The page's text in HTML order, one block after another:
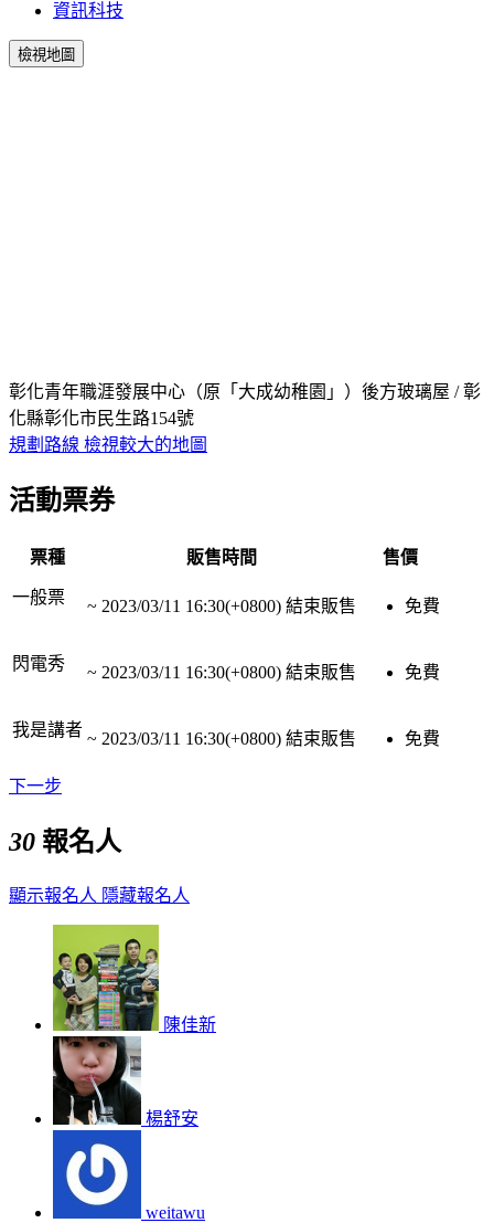
資訊科技
檢視地圖
彰化青年職涯發展中心（原「大成幼稚園」）後方玻璃屋 / 彰
化縣彰化市民生路154號
規劃路線 檢視較大的地圖
活動票券
票種 販售時間 售價
一般票 ~ 2023/03/11 16:30(+0800) 結束販售 免費
閃電秀 ~ 2023/03/11 16:30(+0800) 結束販售 免費
我是講者 ~ 2023/03/11 16:30(+0800) 結束販售 免費
下一步
30 報名人
顯示報名人 隱藏報名人
陳佳新
楊舒安
weitawu